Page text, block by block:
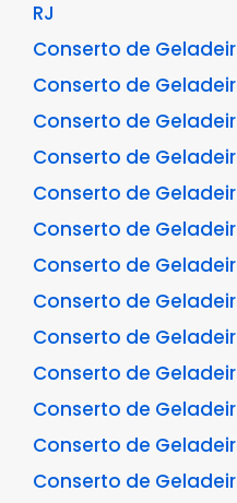
RJ
Conserto de
Conserto de
Conserto de
Conserto de
Conserto de
Conserto de
Conserto de
Conserto de
Conserto de
Conserto de
Conserto de
Conserto de
Conserto de